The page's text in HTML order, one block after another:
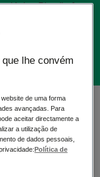
Rhealba®
do rosto"
BIOLOGY
AC
lhe convém
de uma forma
avançadas. Para
aceitar directamente a
a utilização de
de dados pessoais,
Política de